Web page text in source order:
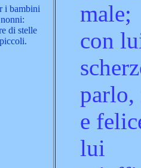
i bambini
di stelle
male;
con
e
lui